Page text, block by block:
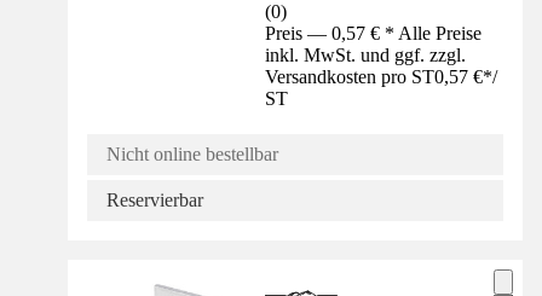
(0)
Preis — 0,57 € * Alle Preise
inkl. MwSt. und ggf. zzgl.
Versandkosten pro ST0,57 €*/
ST
Nicht online bestellbar
Reservierbar